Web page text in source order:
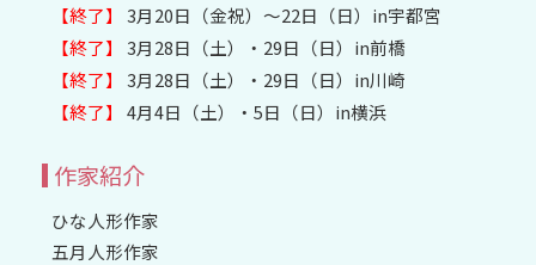
【終了】
3月20日（金祝）〜22日（日）in宇都宮
【終了】
3月28日（土）・29日（日）in前橋
【終了】
3月28日（土）・29日（日）in川崎
【終了】
4月4日（土）・5日（日）in横浜
作家紹介
ひな人形作家
五月人形作家